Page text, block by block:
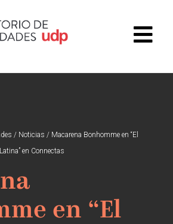
/ Noticias / Macarena Bonhomme en “El
en Connectas
en “El